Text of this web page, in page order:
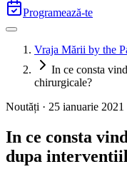
Programează-te
Vraja Mării by the
In ce consta
chirurgicale?
Noutăți · 25 ianuarie 2021
In ce consta
dupa